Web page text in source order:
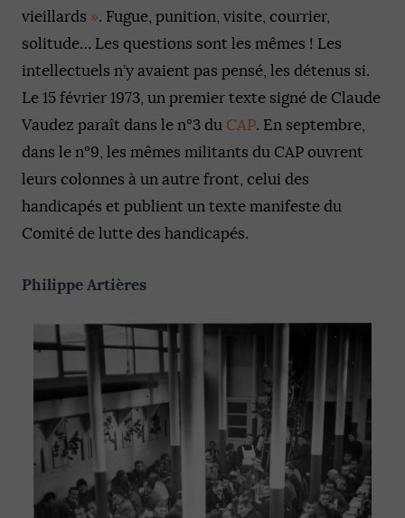
vieillards ». Fugue, punition, visite, courrier,
solitude… Les questions sont les mêmes ! Les
intellectuels n’y avaient pas pensé, les détenus si.
Le 15 février 1973, un premier texte signé de Claude
Vaudez paraît dans le n°3 du CAP. En septembre,
dans le n°9, les mêmes militants du CAP ouvrent
leurs colonnes à un autre front, celui des
handicapés et publient un texte manifeste du
Comité de lutte des handicapés.
Philippe Artières